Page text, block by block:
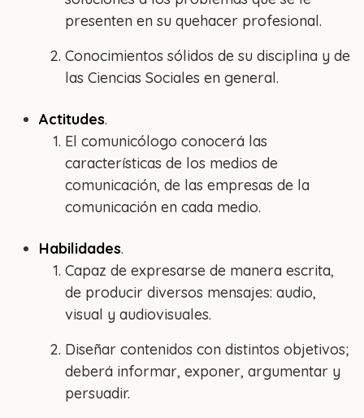
presenten en su quehacer profesional.
Conocimientos sólidos de su disciplina y de
las Ciencias Sociales en general.
Actitudes.
El comunicólogo conocerá las
características de los medios de
comunicación, de las empresas de la
comunicación en cada medio.
Habilidades.
Capaz de expresarse de manera escrita,
de producir diversos mensajes: audio,
visual y audiovisuales.
Diseñar contenidos con distintos objetivos;
deberá informar, exponer, argumentar y
persuadir.